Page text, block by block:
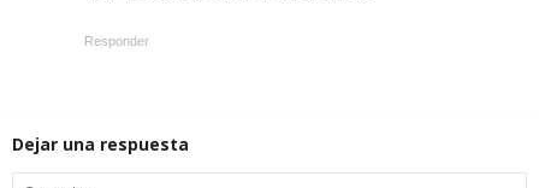
Responder
Dejar una respuesta